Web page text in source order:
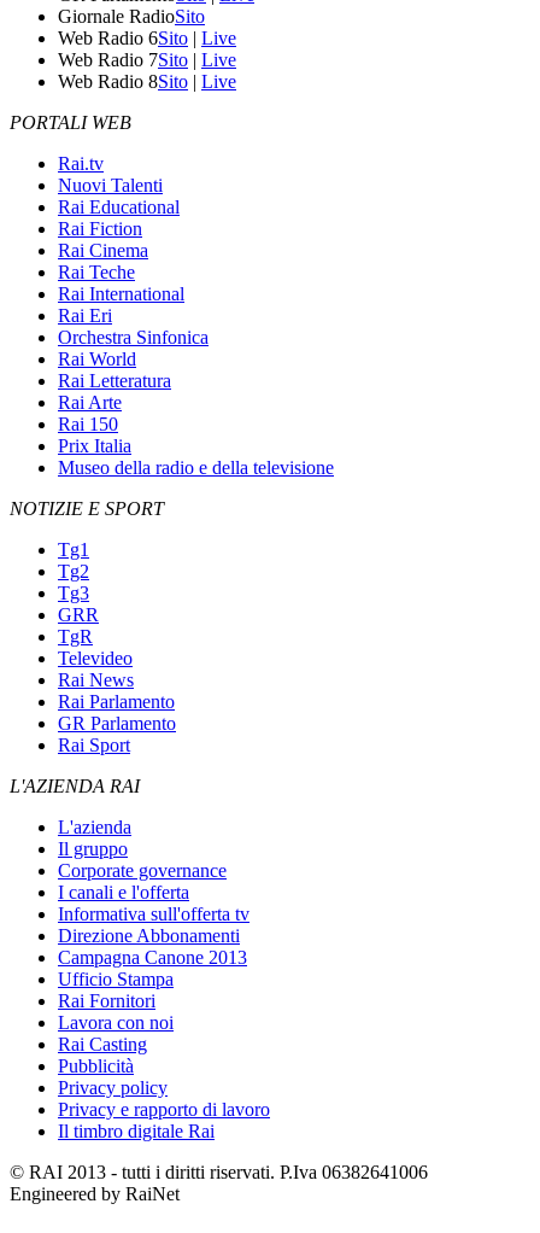
Giornale RadioSito
Web Radio 6Sito | Live
Web Radio 7Sito | Live
Web Radio 8Sito | Live
PORTALI WEB
Rai.tv
Nuovi Talenti
Rai Educational
Rai Fiction
Rai Cinema
Rai Teche
Rai International
Rai Eri
Orchestra Sinfonica
Rai World
Rai Letteratura
Rai Arte
Rai 150
Prix Italia
Museo della radio e della televisione
NOTIZIE E SPORT
Tg1
Tg2
Tg3
GRR
TgR
Televideo
Rai News
Rai Parlamento
GR Parlamento
Rai Sport
L'AZIENDA RAI
L'azienda
Il gruppo
Corporate governance
I canali e l'offerta
Informativa sull'offerta tv
Direzione Abbonamenti
Campagna Canone 2013
Ufficio Stampa
Rai Fornitori
Lavora con noi
Rai Casting
Pubblicità
Privacy policy
Privacy e rapporto di lavoro
Il timbro digitale Rai
© RAI 2013 - tutti i diritti riservati. P.Iva 06382641006
Engineered by RaiNet